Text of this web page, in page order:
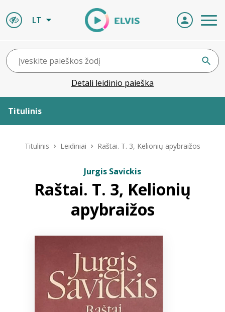
LT
Detali leidinio paieška
Titulinis
ELVIS atvyksta
Titulinis Leidiniai Raštai. T. 3, Kelionių apybraižos
Jurgis Savickis
Raštai. T. 3, Kelionių
apybraižos